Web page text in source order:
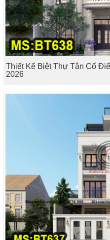
Thiết Kế Biệt Thự Tân Cổ
2026